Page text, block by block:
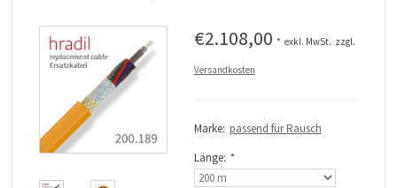
€2.108,00 * exkl. MwSt. zzgl.
Versandkosten
Marke: passend für Rausch
Länge: *